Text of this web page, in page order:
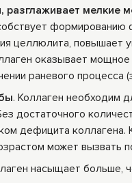
разглаживает мелкие
целлюлита, повышает
оказывает
раневого процесса
. Коллаген необходим
достаточного
дефицита
может вызвать
насыщает больше,